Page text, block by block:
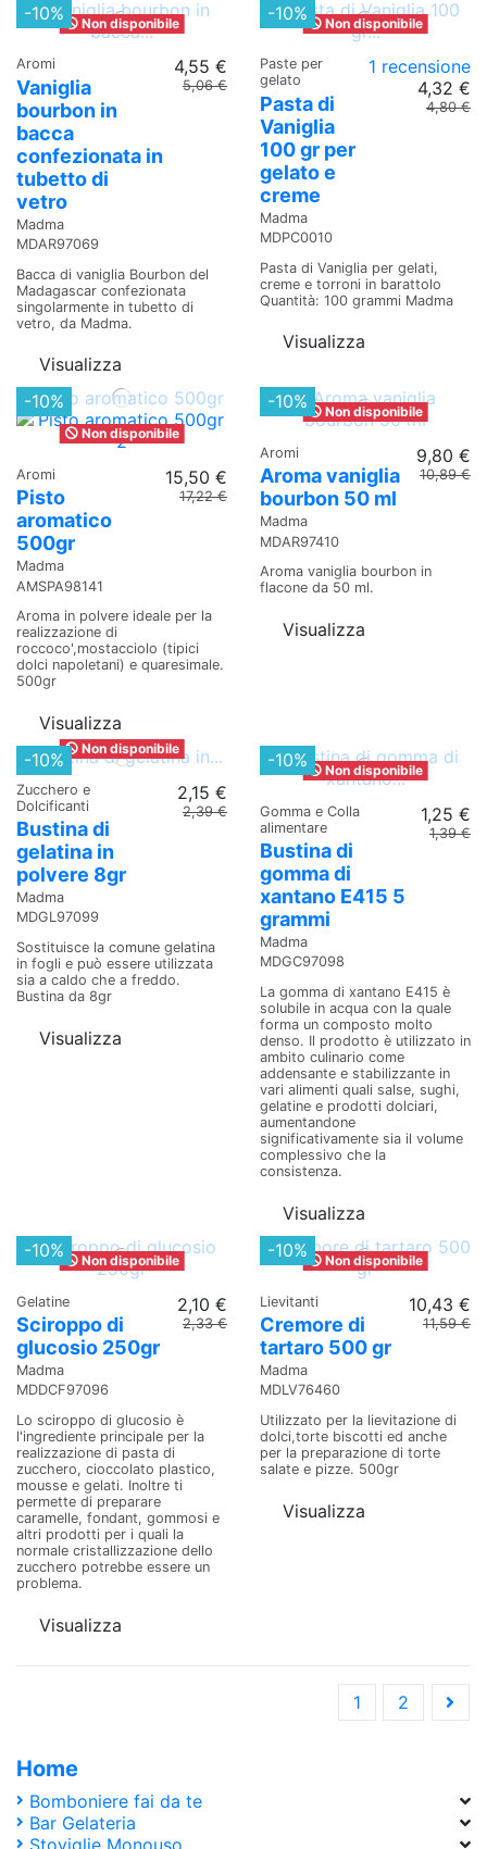
-10%
Non disponibile
Aromi
Vaniglia
bourbon in
bacca
confezionata in
tubetto di
vetro
Madma
MDAR97069
4,55 €
5,06 €
Bacca di vaniglia Bourbon del
Madagascar confezionata
singolarmente in tubetto di
vetro, da Madma.
Visualizza
-10% Non disponibile
Paste per
gelato
Pasta di
Vaniglia
100 gr per
gelato e
creme
Madma
MDPC0010
1 recensione
4,32 €
4,80 €
Pasta di Vaniglia per gelati,
creme e torroni in barattolo
Quantità: 100 grammi Madma
Visualizza
-10%
Non disponibile
Aromi
Pisto
aromatico
500gr
Madma
AMSPA98141
15,50 €
17,22 €
Aroma in polvere ideale per la
realizzazione di
roccoco',mostacciolo (tipici
dolci napoletani) e quaresimale.
500gr
Visualizza
-10% Non disponibile
Aromi
Aroma vaniglia
bourbon 50 ml
Madma
MDAR97410
9,80 €
10,89 €
Aroma vaniglia bourbon in
flacone da 50 ml.
Visualizza
-10%
Non disponibile
Zucchero e
Dolcificanti
Bustina di
gelatina in
polvere 8gr
Madma
MDGL97099
2,15 €
2,39 €
Sostituisce la comune gelatina
in fogli e può essere utilizzata
sia a caldo che a freddo.
Bustina da 8gr
Visualizza
-10% Non disponibile
Gomma e Colla
alimentare
Bustina di
gomma di
xantano E415 5
grammi
Madma
MDGC97098
1,25 €
1,39 €
La gomma di xantano E415 è
solubile in acqua con la quale
forma un composto molto
denso. Il prodotto è utilizzato in
ambito culinario come
addensante e stabilizzante in
vari alimenti quali salse, sughi,
gelatine e prodotti dolciari,
aumentandone
significativamente sia il volume
complessivo che la
consistenza.
Visualizza
-10%
Non disponibile
Gelatine
Sciroppo di
glucosio 250gr
Madma
MDDCF97096
2,10 €
2,33 €
Lo sciroppo di glucosio è
l'ingrediente principale per la
realizzazione di pasta di
zucchero, cioccolato plastico,
mousse e gelati. Inoltre ti
permette di preparare
caramelle, fondant, gommosi e
altri prodotti per i quali la
normale cristallizzazione dello
zucchero potrebbe essere un
problema.
Visualizza
-10% Non disponibile
Lievitanti
Cremore di
tartaro 500 gr
Madma
MDLV76460
10,43 €
11,59 €
Utilizzato per la lievitazione di
dolci,torte biscotti ed anche
per la preparazione di torte
salate e pizze. 500gr
Visualizza
1 2
Disponibile
Home
Bomboniere fai da te
Bar Gelateria